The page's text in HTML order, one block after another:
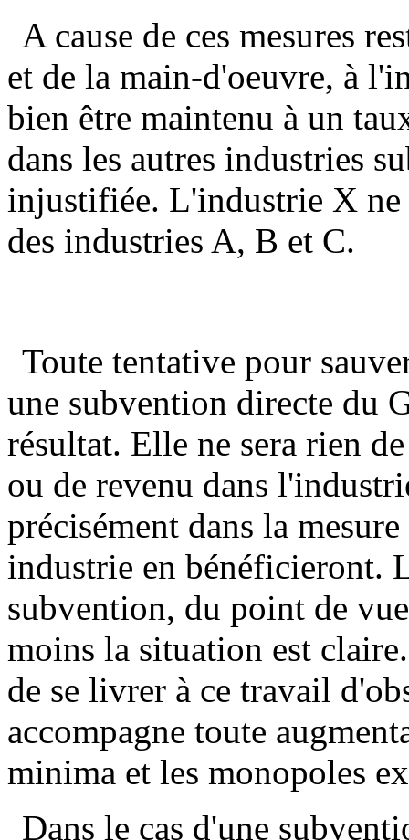
A cause de ces mesures
et de la main-d'oeuvre, à
bien être maintenu à un
dans les autres industries
injustifiée. L'industrie X ne
des industries A, B et C.
Toute tentative pour
une subvention directe du
résultat. Elle ne sera rien
ou de revenu dans
précisément dans la
industrie en bénéficieront.
subvention, du point de
moins la situation est
de se livrer à ce travail
accompagne toute
minima et les monopoles
Dans le cas d'une